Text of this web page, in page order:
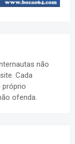
não
Cada
próprio
ofenda.